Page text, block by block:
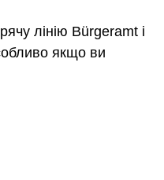
лінію Bürgeramt і
якщо ви